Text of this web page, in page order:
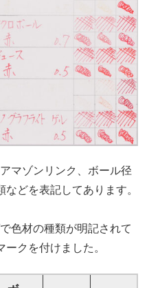
マゾンリンク、ボール径
どを表記してあります。
色材の種類が明記されて
クを付けました。